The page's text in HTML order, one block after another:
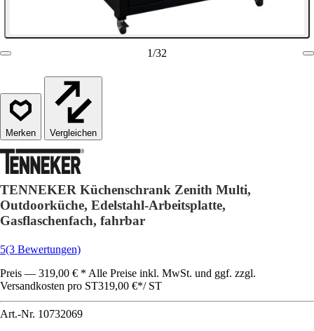
1/32
Vergleichen
TENNEKER Küchenschrank Zenith Multi,
Outdoorküche, Edelstahl-Arbeitsplatte,
Gasflaschenfach, fahrbar
5(3 Bewertungen)
Preis — 319,00 € * Alle Preise inkl. MwSt. und ggf. zzgl.
Versandkosten pro ST319,00 €*/ ST
Art.-Nr. 10732069